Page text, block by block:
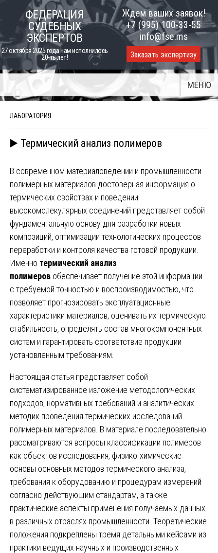
content
ФЕДЕРАЦИЯ
СУДЕБНЫХ
ЭКСПЕРТОВ
27 октября 2025 года нам исполнилось
20-ть лет!
Ждем ваших заявок!
+7 (995) 100-33-55
info@fse.ms
Заказать экспертизу
МЕНЮ
ЛАБОРАТОРИЯ
▶️ Термический анализ полимеров
В современном материаловедении и промышленности
полимерных материалов достоверная информация о
термических свойствах и поведении
высокомолекулярных соединений представляет собой
фундаментальную основу для разработки новых
композиций, оптимизации технологических процессов
переработки и контроля качества готовой продукции.
Именно термический анализ
полимеров обеспечивает получение этой информации
с требуемой точностью и воспроизводимостью, что
позволяет прогнозировать эксплуатационные
характеристики материалов, оценивать их термическую
стабильность, определять состав многокомпонентных
систем и гарантировать соответствие продукции
установленным требованиям.
Настоящая статья представляет собой
систематизированное изложение методологических
подходов, нормативных требований и аналитических
методик проведения термических исследований
полимерных материалов. В материале последовательно
рассматриваются вопросы классификации полимеров
как объектов исследования, физико-химические
основы основных методов термического анализа,
требования к оборудованию и процедурам измерений
согласно действующим стандартам, а также
практические аспекты применения получаемых данных
в различных отраслях промышленности. Теоретические
положения подкреплены тремя детальными кейсами из
практики ведущих научных и производственных